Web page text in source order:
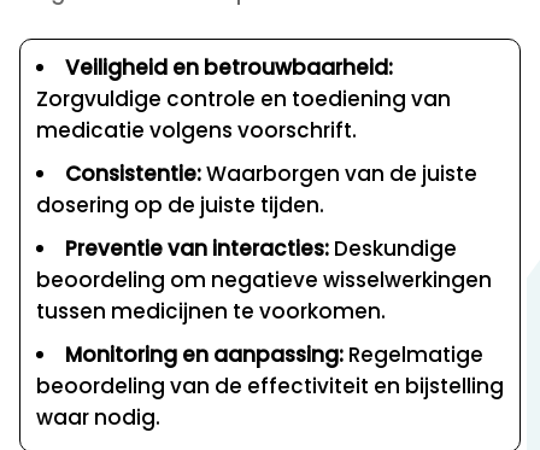
Veiligheid en betrouwbaarheid:
Zorgvuldige controle en toediening van
medicatie volgens voorschrift.
Consistentie:Waarborgen van de juiste
dosering op de juiste tijden.
Preventie van interacties: Deskundige
beoordeling om negatieve wisselwerkingen
tussen medicijnen te voorkomen.
Monitoring en aanpassing: Regelmatige
beoordeling van de effectiviteit en bijstelling
waar nodig.